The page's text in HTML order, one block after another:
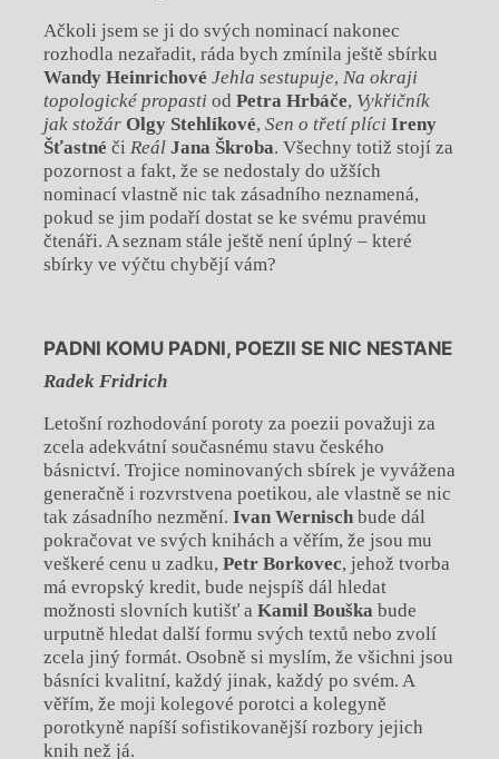
Ačkoli jsem se ji do svých nominací nakonec
rozhodla nezařadit, ráda bych zmínila ještě sbírku
Wandy Heinrichové Jehla sestupuje, Na okraji
topologické propasti od Petra Hrbáče, Vykřičník
jak stožár Olgy Stehlíkové, Sen o třetí plíci Ireny
Šťastné či Reál Jana Škroba. Všechny totiž stojí za
pozornost a fakt, že se nedostaly do užších
nominací vlastně nic tak zásadního neznamená,
pokud se jim podaří dostat se ke svému pravému
čtenáři. A seznam stále ještě není úplný – které
sbírky ve výčtu chybějí vám?
PADNI KOMU PADNI, POEZII SE NIC NESTANE
Radek Fridrich
Letošní rozhodování poroty za poezii považuji za
zcela adekvátní současnému stavu českého
básnictví. Trojice nominovaných sbírek je vyvážena
generačně i rozvrstvena poetikou, ale vlastně se nic
tak zásadního nezmění. Ivan Wernischbude dál
pokračovat ve svých knihách a věřím, že jsou mu
veškeré cenu u zadku, Petr Borkovec, jehož tvorba
má evropský kredit, bude nejspíš dál hledat
možnosti slovních kutišť a Kamil Bouška bude
urputně hledat další formu svých textů nebo zvolí
zcela jiný formát. Osobně si myslím, že všichni jsou
básníci kvalitní, každý jinak, každý po svém. A
věřím, že moji kolegové porotci a kolegyně
porotkyně napíší sofistikovanější rozbory jejich
knih než já.